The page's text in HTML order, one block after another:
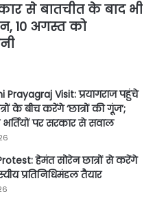
से बातचीत के बाद भी
10 अगस्त को
Prayagraj Visit: प्रयागराज पहुंचे
के बीच करेंगे ‘छात्रों की गूंज’;
पर सरकार से सवाल
हेमंत सोरेन छात्रों से करेंगे
प्रतिनिधिमंडल तैयार